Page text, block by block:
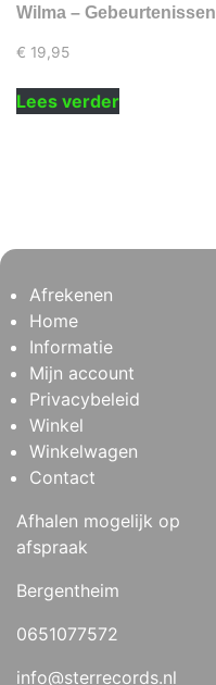
Wilma – Gebeurtenissen
€ 19,95
Lees verder
Afrekenen
Home
Informatie
Mijn account
Privacybeleid
Winkel
Winkelwagen
Contact
Afhalen mogelijk op
afspraak
Bergentheim
0651077572
info@sterrecords.nl